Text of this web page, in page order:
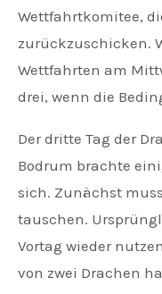
Wettfahrtkomitee,
zurückzuschicken.
Wettfahrten am
drei, wenn die
Der dritte Tag der
Bodrum brachte
sich. Zunächst
tauschen.
Vortag wieder
von zwei Drachen